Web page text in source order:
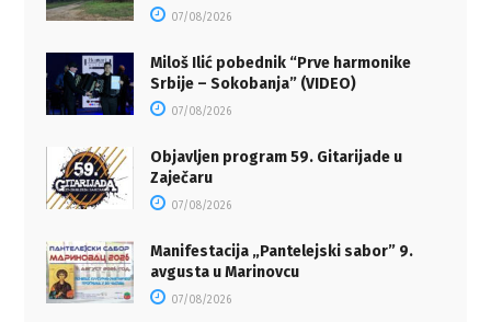
07/08/2026
Miloš Ilić pobednik “Prve harmonike
Srbije – Sokobanja” (VIDEO)
07/08/2026
Objavljen program 59. Gitarijade u
Zaječaru
07/08/2026
Manifestacija „Pantelejski sabor” 9.
avgusta u Marinovcu
07/08/2026